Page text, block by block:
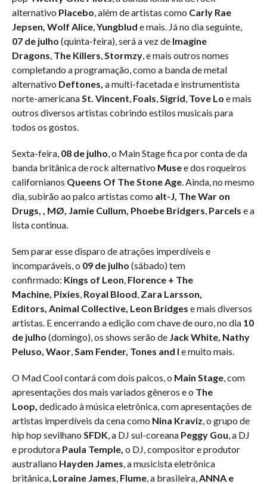
alternativo Placebo, além de artistas como Carly Rae
Jepsen, Wolf Alice,Yungblud e mais. Já no dia seguinte,
07 de julho (quinta-feira), será a vez de Imagine
Dragons, The Killers,Stormzy, e mais outros nomes
completando a programação, como a banda de metal
alternativo Deftones, a multi-facetada e instrumentista
norte-americanaSt. Vincent, Foals,Sigrid, Tove Lo e mais
outros diversos artistas cobrindo estilos musicais para
todos os gostos.
Sexta-feira, 08 de julho, o Main Stage fica por conta de da
banda britânica de rock alternativo Musee dos roqueiros
californianos Queens Of The Stone Age. Ainda, no mesmo
dia, subirão ao palco artistas como alt-J, The War on
Drugs, , MØ, Jamie Cullum, Phoebe Bridgers, Parcels e a
lista continua.
Sem parar esse disparo de atrações imperdíveis e
incomparáveis, o 09 de julho (sábado) tem
confirmado: Kings of Leon, Florence + The
Machine, Pixies, Royal Blood, Zara Larsson,
Editors, Animal Collective, Leon Bridges e mais diversos
artistas. E encerrando a edição com chave de ouro, no dia 10
de julho (domingo), os shows serão de Jack White, Nathy
Peluso, Waor,Sam Fender, Tones and I e muito mais.
O Mad Cool contará com dois palcos, o Main Stage, com
apresentações dos mais variados gêneros e o The
Loop, dedicado à música eletrônica, com apresentações de
artistas imperdíveis da cena como Nina Kraviz, o grupo de
hip hop sevilhano SFDK, a DJ sul-coreana Peggy Gou, a DJ
e produtora Paula Temple, o DJ, compositor e produtor
australiano Hayden James, a musicista eletrônica
britânica, Loraine James, Flume, a brasileira,ANNA e